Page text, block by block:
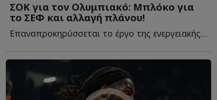
ΣΟΚ για τον Ολυμπιακό: Μπλόκο για
το ΣΕΦ και αλλαγή πλάνου!
Επαναπροκηρύσσεται το έργο της ενεργειακής αναβάθμισης τ...